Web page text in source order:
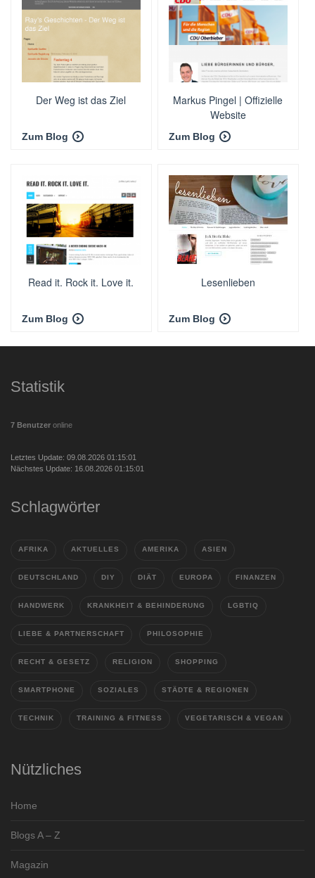
Der Weg ist das Ziel
Zum Blog
Markus Pingel | Offizielle
Website
Zum Blog
Read it. Rock it. Love it.
Zum Blog
Lesenlieben
Zum Blog
Statistik
7 Benutzer online
Letztes Update: 09.08.2026 01:15:01
Nächstes Update: 16.08.2026 01:15:01
Schlagwörter
AFRIKA AKTUELLES AMERIKA ASIEN
DEUTSCHLAND DIY DIÄT EUROPA FINANZEN
HANDWERK KRANKHEIT & BEHINDERUNG LGBTIQ
LIEBE & PARTNERSCHAFT PHILOSOPHIE
RECHT & GESETZ RELIGION SHOPPING
SMARTPHONE SOZIALES STÄDTE & REGIONEN
TECHNIK TRAINING & FITNESS VEGETARISCH & VEGAN
Nützliches
Home
Blogs A – Z
Magazin